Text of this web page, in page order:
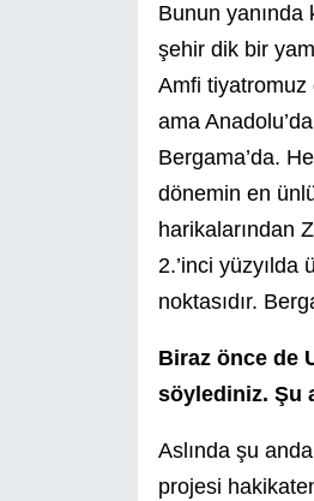
Bunun
şehir dik bir
Amfi tiyatromuz
ama
Bergama’da.
dönemin en
harikalarından
2.’inci yüzyılda
noktasıdır.
Biraz önce de
söylediniz. Şu
Aslında şu
projesi